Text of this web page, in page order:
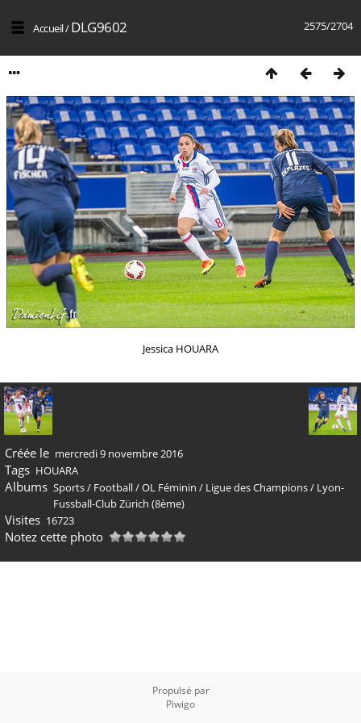
2575/2704
Accueil/DLG9602
Jessica HOUARA
Créée le mercredi 9 novembre 2016
Tags HOUARA
Albums Sports/ Football/OL Féminin / Ligue des Champions/ Lyon-
Fussball-Club Zürich (8ème)
Visites 16723
Notez cette photo
Propulsé par
Piwigo